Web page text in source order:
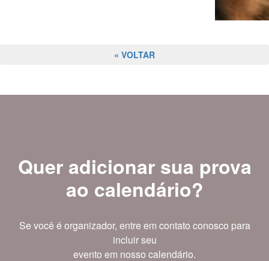
« VOLTAR
Quer adicionar sua prova
ao calendário?
Se você é organizador, entre em contato conosco para
incluir seu
evento em nosso calendário.